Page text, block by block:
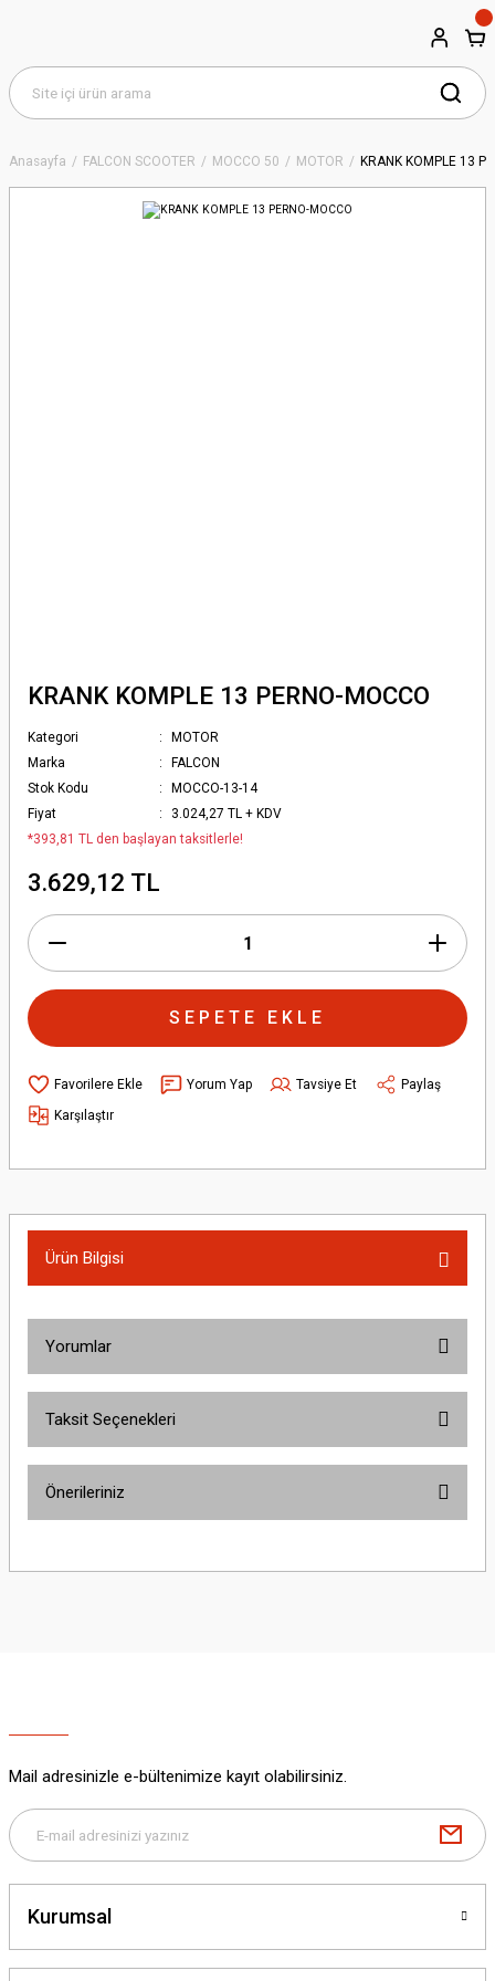
Anasayfa FALCON SCOOTER MOCCO 50 MOTOR KRANK KOMPLE 13
KRANK KOMPLE 13 PERNO-MOCCO
Kategori
MOTOR
Marka
FALCON
Stok Kodu
MOCCO-13-14
Fiyat
3.024,27 TL + KDV
*393,81 TL den başlayan taksitlerle!
3.629,12 TL
SEPETE EKLE
Yorum Yap Tavsiye Et
Paylaş
Karşılaştır
Ürün Bilgisi
Yorumlar
Taksit Seçenekleri
Önerileriniz
yetersiz gördüğünüz noktaları öneri formunu kullanarak tarafımıza
Bu ürüne benzer farklı alternatifler olmalı.
Mail adresinizle e-bültenimize kayıt olabilirsiniz.
Kurumsal